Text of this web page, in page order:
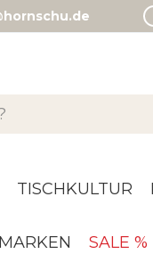
TISCHKULTUR
MARKEN SALE %